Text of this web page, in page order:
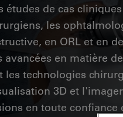
études de cas
les
en ORL et en
avancées en matière
les technologies
3D et
en toute